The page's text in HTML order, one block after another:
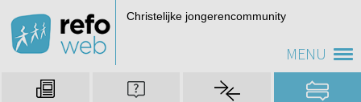
MENU
Christelijke jongerencommunity